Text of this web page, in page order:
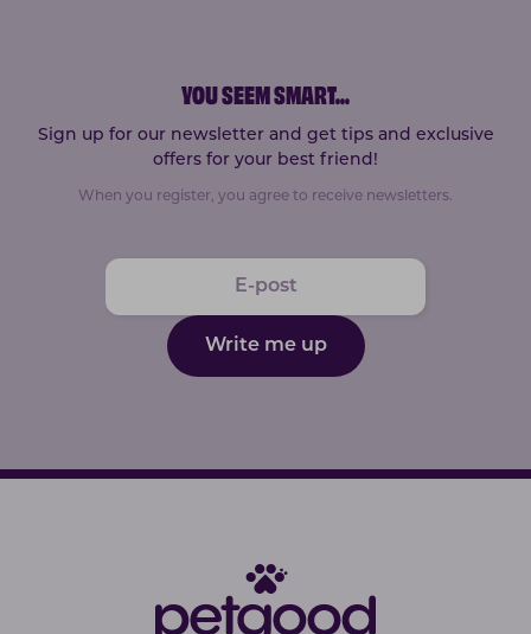
YOU SEEM SMART...
Sign up for our newsletter and get tips and exclusive
offers for your best friend!
When you register, you agree to receive newsletters.
Write me up